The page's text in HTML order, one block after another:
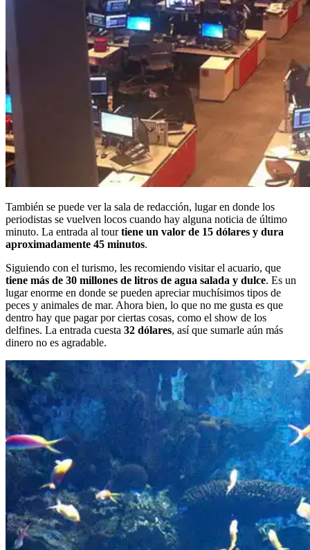
También se puede ver la sala de redacción, lugar en donde los
periodistas se vuelven locos cuando hay alguna noticia de último
minuto. La entrada al tourtiene un valor de 15 dólares y dura
aproximadamente 45 minutos.
Siguiendo con el turismo, les recomiendo visitar el acuario, que
tiene más de 30 millones de litros de agua salada y dulce. Es un
lugar enorme en donde se pueden apreciar muchísimos tipos de
peces y animales de mar. Ahora bien, lo que no me gusta es que
dentro hay que pagar por ciertas cosas, como el show de los
delfines. La entrada cuesta 32 dólares, así que sumarle aún más
dinero no es agradable.